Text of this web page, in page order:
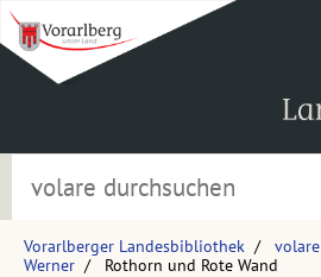
Vorarlberger Landesbibliothek volare
Werner
Rothorn und Rote Wand